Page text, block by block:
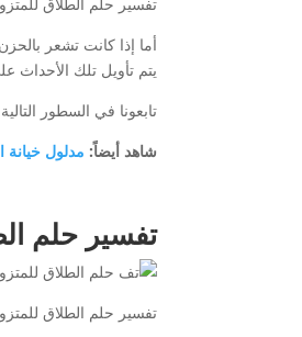
أما إذا كانت تشعر
يتم تأويل تلك الأحداث
تابعونا في السطور
شاهد أيضاً: مدلول خيانة
تفسير حلم
تفسير حلم الطلاق